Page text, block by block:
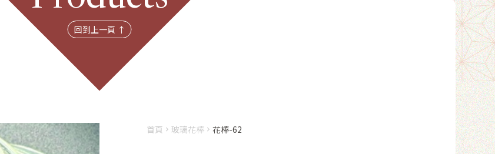
線上課程
回到上一頁 ↑
首頁 玻璃花棒 花棒-62